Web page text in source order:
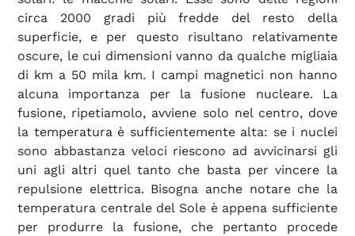
circa 2000 gradi più fredde del resto della
superficie, e per questo risultano relativamente
oscure, le cui dimensioni vanno da qualche migliaia
di km a 50 mila km. I campi magnetici non hanno
alcuna importanza per la fusione nucleare. La
fusione, ripetiamolo, avviene solo nel centro, dove
la temperatura è sufficientemente alta: se i nuclei
sono abbastanza veloci riescono ad avvicinarsi gli
uni agli altri quel tanto che basta per vincere la
repulsione elettrica. Bisogna anche notare che la
temperatura centrale del Sole è appena sufficiente
per produrre la fusione, che pertanto procede